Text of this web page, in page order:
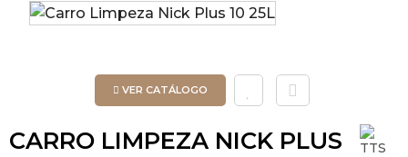
VER CATÁLOGO
CARRO LIMPEZA NICK PLUS